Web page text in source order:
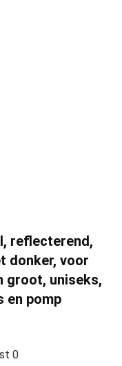
reflecterend,
donker, voor
groot, uniseks,
en pomp
0